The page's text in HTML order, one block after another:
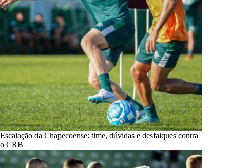
Escalação da Chapecoense: time, dúvidas e desfalques contra
o CRB